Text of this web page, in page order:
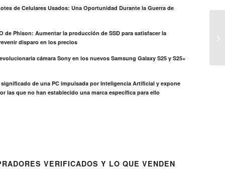
de Celulares Usados: Una Oportunidad Durante la Guerra de
de Phison: Aumentar la producción de SSD para satisfacer la
disparo en los precios
cámara Sony en los nuevos Samsung Galaxy S25 y S25+
significado de una PC impulsada por Inteligencia Artificial y expone
las que no han establecido una marca específica para ello
VERIFICADOS Y LO QUE VENDEN